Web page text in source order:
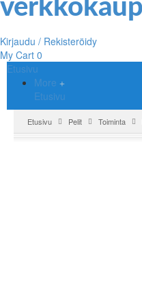
Kirjaudu / Rekisteröidy
My Cart 0
Etusivu
More
Etusivu
Etusivu Pelit Toiminta